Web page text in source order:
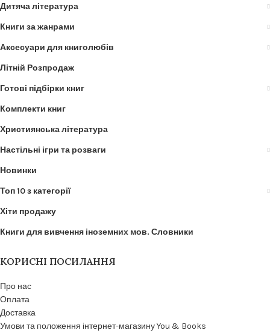
Дитяча література
Книги за жанрами
Аксесуари для книголюбів
Літній Розпродаж
Готові підбірки книг
Комплекти книг
Християнська література
Настільні ігри та розваги
Новинки
Топ 10 з категорії
Хіти продажу
Книги для вивчення іноземних мов. Словники
КОРИСНІ ПОСИЛАННЯ
Про нас
Оплата
Доставка
Умови та положення інтернет-магазину You & Books